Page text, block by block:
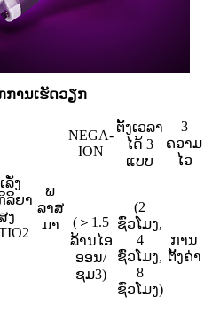
ການເຮັດວຽກ
ລັ່ງ
ລິຍາ
ງ
ພ
ລາສ
ມາ
NEGA-
ION
ຕັ້ງເວລາ
ໄດ້ 3
ແບບ
3
ຄວາມ
ໄວ
(＞1.5
ລ້ານໄອ
ອອນ/
ຊມ3)
(2
ຊົ່ວໂມງ,
4
ຊົ່ວໂມງ,
8
ຊົ່ວໂມງ)
ການ
ຕັ້ງຄ່າ